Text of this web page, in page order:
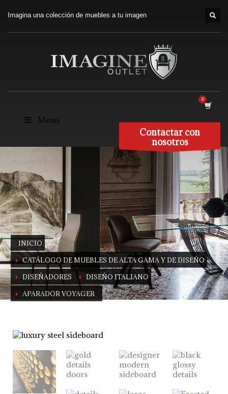
Imagina una colección de muebles a tu imagen
Menu
Contactar con
nosotros
INICIO
CATÁLOGO DE MUEBLES DE ALTA GAMA Y DE DISEÑO
DISEÑADORES DISEÑO ITALIANO
APARADOR VOYAGER
Un toque moderno para su salón